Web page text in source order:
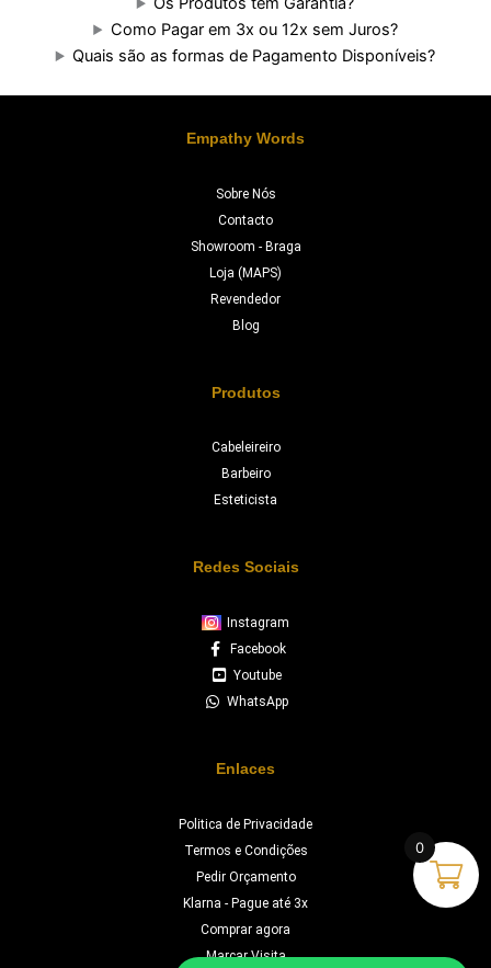
Como Pagar em 3x ou 12x sem Juros?
Quais são as formas de Pagamento Disponíveis?
Empathy Words
Sobre Nós
Contacto
Showroom - Braga
Loja (MAPS)
Revendedor
Blog
Produtos
Cabeleireiro
Barbeiro
Esteticista
Redes Sociais
Instagram
Facebook
Youtube
WhatsApp
Enlaces
Politica de Privacidade
Termos e Condições
Pedir Orçamento
Klarna - Pague até 3x
Comprar agora
Marcar Visita
0